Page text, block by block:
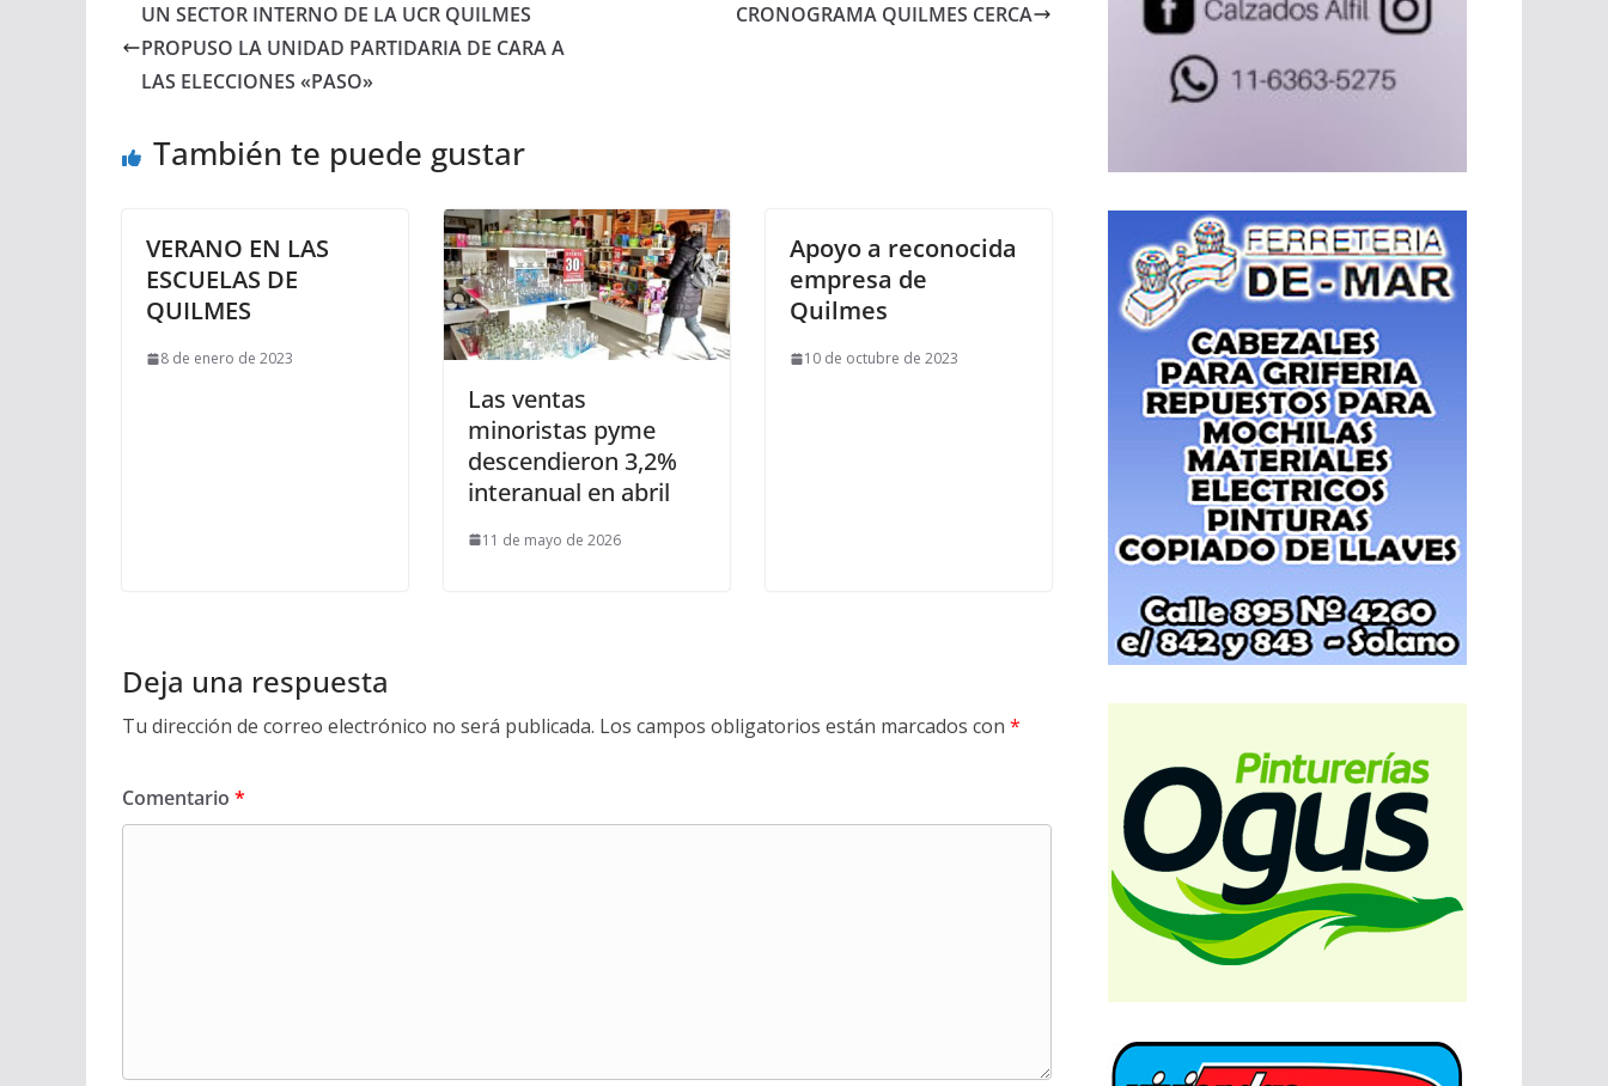
UN SECTOR INTERNO DE LA UCR QUILMES
PROPUSO LA UNIDAD PARTIDARIA DE CARA A
LAS ELECCIONES «PASO»
CRONOGRAMA QUILMES CERCA
También te puede gustar
VERANO EN LAS
ESCUELAS DE
QUILMES
8 de enero de 2023
Las ventas
minoristas pyme
descendieron 3,2%
interanual en abril
11 de mayo de 2026
Apoyo a reconocida
empresa de
Quilmes
10 de octubre de 2023
Deja una respuesta
Tu dirección de correo electrónico no será publicada. Los campos obligatorios están marcados con *
Comentario *